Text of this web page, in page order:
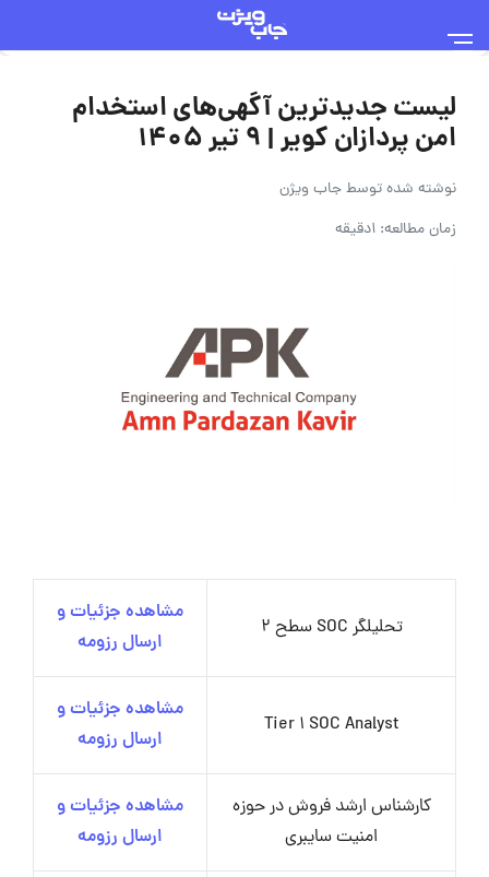
لیست جدیدترین آگهی‌های استخدام
امن پردازان کویر | ۹ تیر ۱۴۰۵
نوشته شده توسطجاب ویژن
زمان مطالعه: 1دقیقه
تحلیلگر SOC سطح 2
مشاهده جزئیات و
ارسال رزومه
Tier 1 SOC Analyst
مشاهده جزئیات و
ارسال رزومه
کارشناس ارشد فروش در حوزه
امنیت سایبری
مشاهده جزئیات و
ارسال رزومه